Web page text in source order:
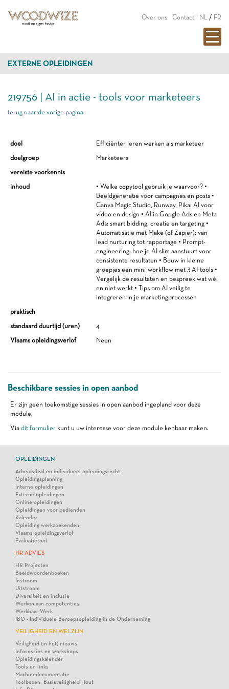
Over ons Contact NL / FR
EXTERNE OPLEIDINGEN
219756 | AI in actie - tools voor marketeers
terug naar de vorige pagina
doel
Efficiënter leren werken als marketeer
doelgroep
Marketeers
vereiste voorkennis
inhoud
• Welke copytool gebruik je waarvoor? •
Beeldgeneratie voor campagnes en posts •
Canva Magic Studio, Runway, Pika: AI voor
video en design • AI in Google Ads en Meta
Ads: smart bidding, creatie en targeting •
Automatisatie met Make (of Zapier): van
lead nurturing tot rapportage • Prompt-
engineering: hoe je AI slim aanstuurt voor
consistente resultaten • Bouw in kleine
groepjes een mini-workflow met 3 AI-tools •
Vergelijk de resultaten en bespreek wat wél
en niet werkt • Tips om AI veilig te
integreren in je marketingprocessen
praktisch
standaard duurtijd (uren)
4
Vlaams opleidingsverlof
Neen
Beschikbare sessies in open aanbod
Er zijn geen toekomstige sessies in open aanbod ingepland voor deze
module.
Via dit formulier kunt u uw interesse voor deze module kenbaar maken.
OPLEIDINGEN
Arbeidsdeal en individueel opleidingsrecht
Opleidingsplanning
Interne opleidingen
Externe opleidingen
Online opleidingen
Opleidingen voor bedienden
Kalender
Opleiding werkzoekenden
Vlaams opleidingsverlof
Evaluatietool
HR ADVIES
HR Projecten
Beeldwoordenboeken
Instroom
Uitstroom
Diversiteit en inclusie
Werken aan competenties
Werkbaar Werk
IBO - Individuele Beroepsopleiding in de Onderneming
VEILIGHEID EN WELZIJN
Veiligheid (in het) nieuws
Infosessies en workshops
Opleidingskalender
Tools en links
Machinedocumentatie
Toolboxen: Basisveiligheid Hout